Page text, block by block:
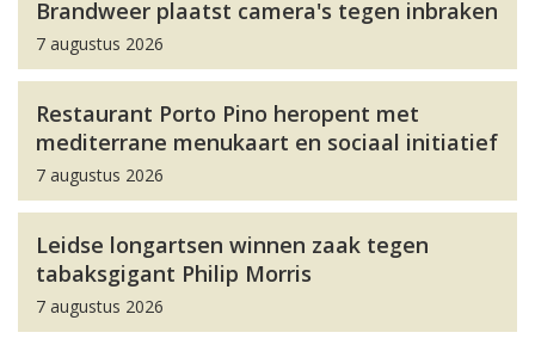
Brandweer plaatst camera's tegen inbraken
7 augustus 2026
Restaurant Porto Pino heropent met
mediterrane menukaart en sociaal initiatief
7 augustus 2026
Leidse longartsen winnen zaak tegen
tabaksgigant Philip Morris
7 augustus 2026